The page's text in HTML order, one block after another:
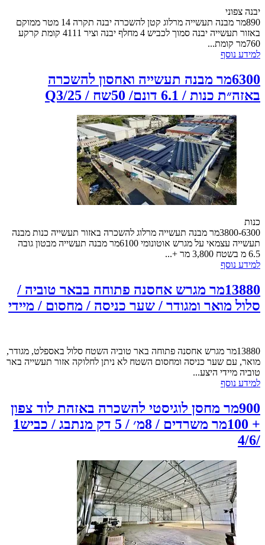
יבנה צפוני
890מר מבנה תעשייה מרלוג קטן להשכרה יבנה תקרה 14 מטר ממוקם
באזור תעשייה יבנה סמוך לכביש 4 מחלף יבנה וציר 4111 קומת קרקע
760מר קומת...
למידע נוסף
6300מר מבנה תעשייה ואחסון להשכרה
באזה״ת כנות / 6.1 דונם/ 50שח / Q3/25
כנות
3800-6300מר מבנה תעשייה מרלוג להשכרה באזור תעשייה כנות מבנה
תעשייה עצמאי על מגרש אוטונומי 6100מר מבנה תעשייה מבטון גובה
6.5 מ בשטח 3,800 מר +...
למידע נוסף
13880מר מגרש אחסנה פתוחה בבאר טוביה /
סלול מואר ומגודר / שער כניסה / מחסום / מיידי
13880מר מגרש אחסנה פתוחה באר טוביה השטח סלול באספלט, מגודר,
מואר, עם שער כניסה ומחסום השטח לא ניתן לחלוקה אזור תעשייה באר
טוביה מיידי היצע...
למידע נוסף
900מר מחסן לוגיסטי להשכרה באזהת לוד צפון
+ 100מר משרדים / 8מ׳ / 5 דק מנתבג / כביש1
/4/6